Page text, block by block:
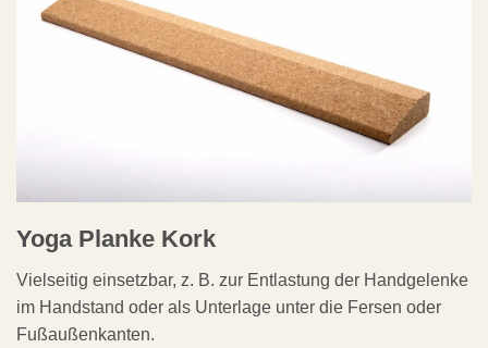
Yoga Planke Kork
Vielseitig einsetzbar, z. B. zur Entlastung der Handgelenke
im Handstand oder als Unterlage unter die Fersen oder
Fußaußenkanten.